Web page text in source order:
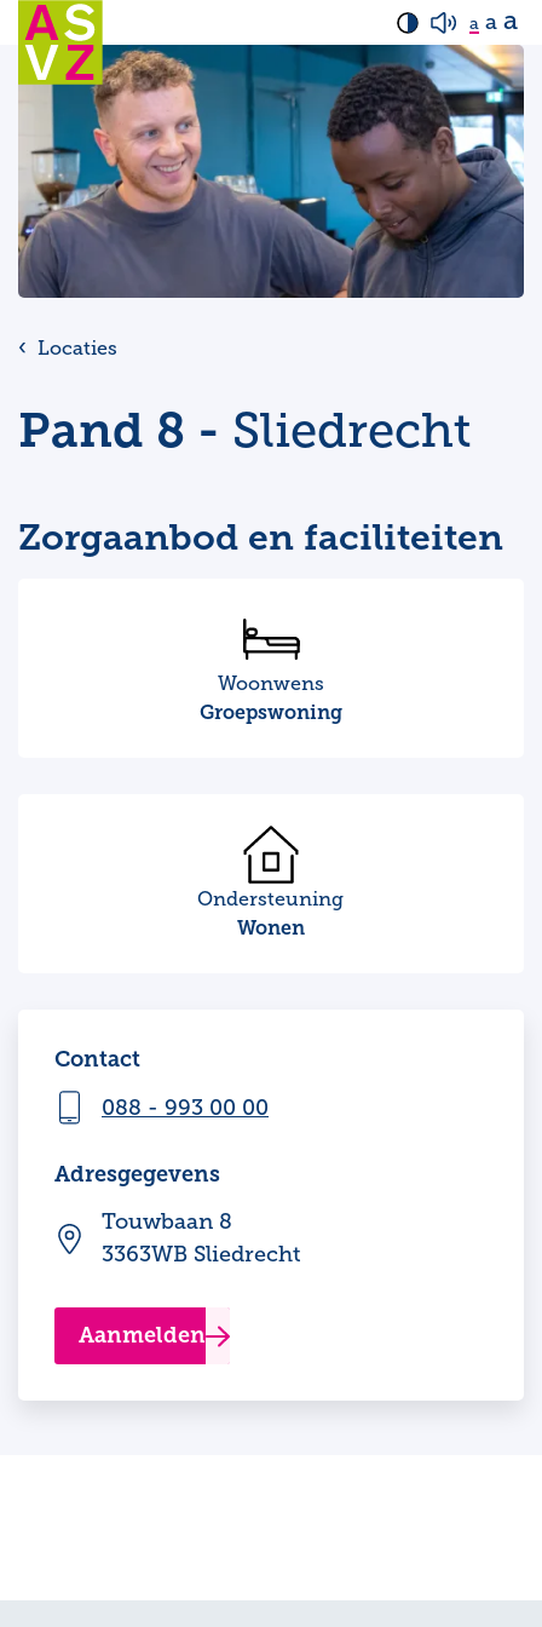
a a a
Locaties
Pand 8 - Sliedrecht
Zorgaanbod en faciliteiten
Woonwens
Groepswoning
Ondersteuning
Wonen
Contact
088 - 993 00 00
Adresgegevens
Touwbaan 8
3363WB Sliedrecht
Aanmelden